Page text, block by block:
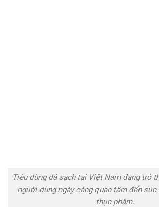
Tiêu dùng đá sạch tại Việt Nam đang trở
người dùng ngày càng quan tâm đến sức
thực phẩm.